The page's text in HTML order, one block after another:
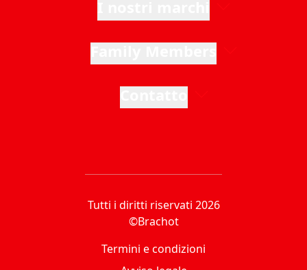
Tutti i diritti riservati 2026
©Brachot
Termini e condizioni